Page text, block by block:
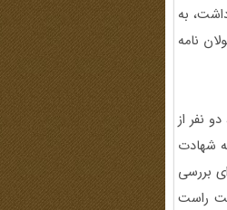
به
نامه
فرمان، دو نفر از
شهادت
نفر مجروح شدند. برای بررسی
شناسایی از 5 کیلومتری سمت راست